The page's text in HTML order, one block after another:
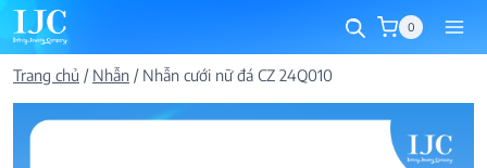
Skip
to
content
0
Trang chủ / Nhẫn / Nhẫn cưới nữ đá CZ 24Q010